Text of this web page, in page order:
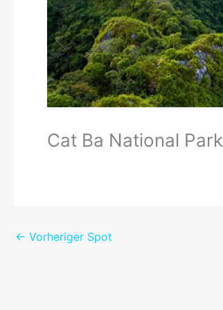
Cat Ba National Park
← Vorheriger Spot